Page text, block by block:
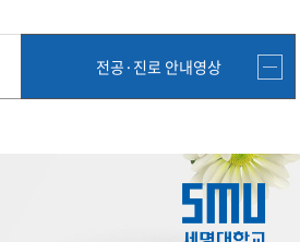
세명대 UI 대학현황
학생현황
시설현황
요람집
시
특별학점
대학/대학원
전공·진로 안내영상